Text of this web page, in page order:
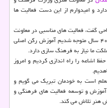
و امیدوارم از این دست فعالیت ها
گفت، فعالیت های مناسبی در معاونت
هنری انجام شده است. خوب است كه پس از ۴۰ سال متوجه شدیم آموزش ركن اصلی
ما نیاز به فرهنگ سازی دارد.
و حفظ اشاعه را راه اندازی كردیم و امروز
است به خودمان تبریك می گویم و
آموزش و توسعه فعالیت های فرهنگی و
هنر تلاش می كند.